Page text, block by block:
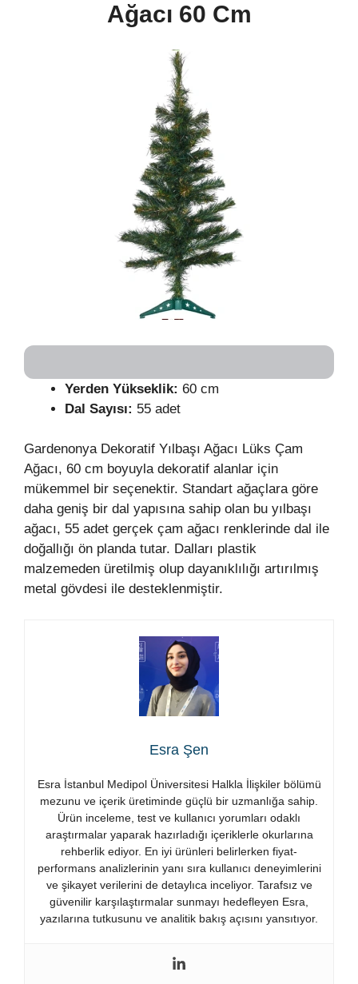
Ağacı 60 Cm
Yerden Yükseklik: 60 cm
Dal Sayısı: 55 adet
Gardenonya Dekoratif Yılbaşı Ağacı Lüks Çam
Ağacı, 60 cm boyuyla dekoratif alanlar için
mükemmel bir seçenektir. Standart ağaçlara göre
daha geniş bir dal yapısına sahip olan bu yılbaşı
ağacı, 55 adet gerçek çam ağacı renklerinde dal ile
doğallığı ön planda tutar. Dalları plastik
malzemeden üretilmiş olup dayanıklılığı artırılmış
metal gövdesi ile desteklenmiştir.
Esra Şen
Esra İstanbul Medipol Üniversitesi Halkla İlişkiler bölümü
mezunu ve içerik üretiminde güçlü bir uzmanlığa sahip.
Ürün inceleme, test ve kullanıcı yorumları odaklı
araştırmalar yaparak hazırladığı içeriklerle okurlarına
rehberlik ediyor. En iyi ürünleri belirlerken fiyat-
performans analizlerinin yanı sıra kullanıcı deneyimlerini
ve şikayet verilerini de detaylıca inceliyor. Tarafsız ve
güvenilir karşılaştırmalar sunmayı hedefleyen Esra,
yazılarına tutkusunu ve analitik bakış açısını yansıtıyor.